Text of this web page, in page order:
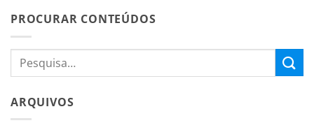
PROCURAR CONTEÚDOS
ARQUIVOS